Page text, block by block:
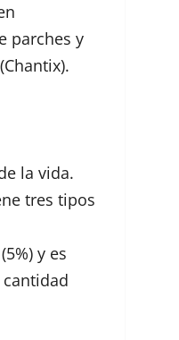
parches y
la vida.
tres tipos
y es